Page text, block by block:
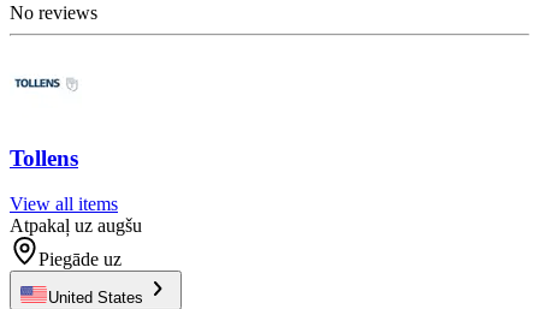
No reviews
Tollens
View all items
Atpakaļ uz augšu
Piegāde uz
United States